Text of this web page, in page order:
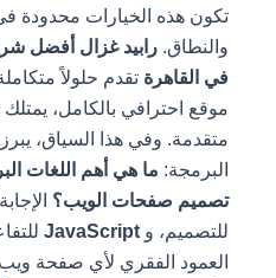
تكون هذه الخيارات محدودة في
والنطاق.رابيد غزال أفضل
في القاهرةتقدم حلولاً متكاملة
موقع احترافي بالكامل، يمتلك
متقدمة. وفي هذا السياق،
البرمجة:ما هي أهم اللغات
تصميم صفحات الويب؟الإجابة
للتصميم، وJavaScript
العمود الفقري لأي صفحة ويب